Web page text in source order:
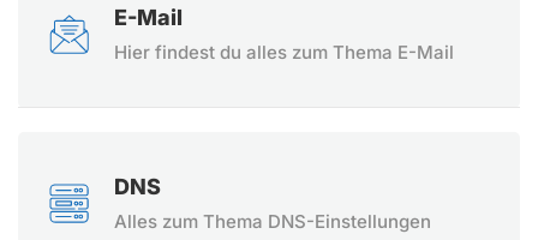
E-Mail
Hier findest du alles zum Thema E-Mail
DNS
Alles zum Thema DNS-Einstellungen